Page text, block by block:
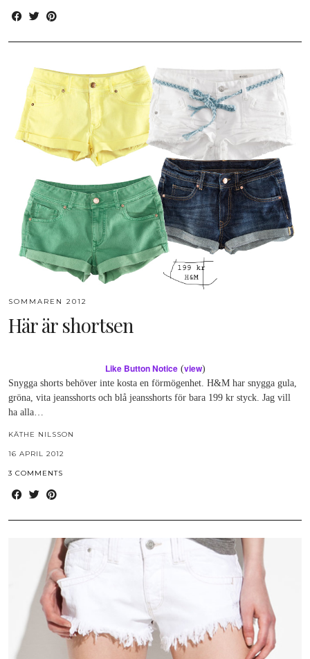
SOMMAREN 2012
Här är shortsen
Like Button Notice(view)
Snygga shorts behöver inte kosta en förmögenhet. H&M har snygga gula,
gröna, vita jeansshorts och blå jeansshorts för bara 199 kr styck. Jag vill
ha alla…
KÄTHE NILSSON
16 APRIL 2012
3 COMMENTS